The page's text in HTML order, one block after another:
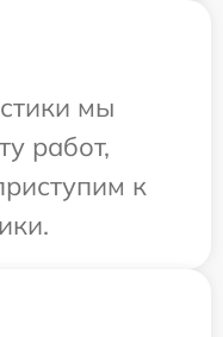
мы
работ,
к